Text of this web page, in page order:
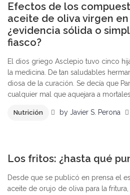
Efectos de los
aceite de oliva virgen en
¿evidencia sólida o
fiasco?
El dios griego Asclepio tuvo cinco
la medicina. De tan saludables
diosa de la curación. Se decía que
cualquier mal que aquejara a
Nutrición by Javier S. Perona
Los fritos: ¿hasta qué
Desde que se publicó en prensa el
aceite de orujo de oliva para la